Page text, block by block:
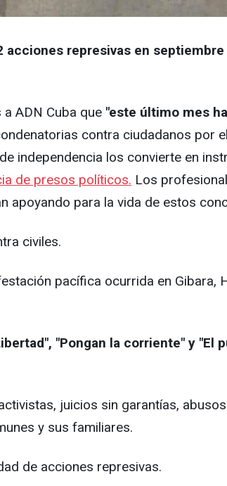
acciones represivas en septiembre
ADN Cuba que "este último mes
contra ciudadanos por
independencia los convierte en
de presos políticos. Los
apoyando para la vida de estos
civiles.
pacífica ocurrida en Gibara,
"Pongan la corriente" y "El
juicios sin garantías,
y sus familiares.
de acciones represivas.